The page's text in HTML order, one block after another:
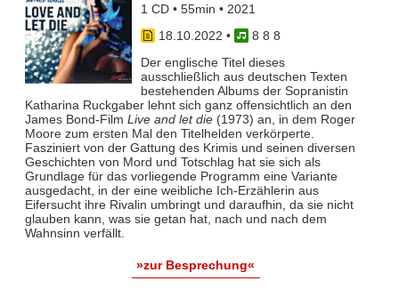
1 CD • 55min • 2021
18.10.2022 •
8 8 8
Der englische Titel dieses
ausschließlich aus deutschen Texten
bestehenden Albums der Sopranistin
Katharina Ruckgaber lehnt sich ganz offensichtlich an den
James Bond-Film Live and let die(1973) an, in dem Roger
Moore zum ersten Mal den Titelhelden verkörperte.
Fasziniert von der Gattung des Krimis und seinen diversen
Geschichten von Mord und Totschlag hat sie sich als
Grundlage für das vorliegende Programm eine Variante
ausgedacht, in der eine weibliche Ich-Erzählerin aus
Eifersucht ihre Rivalin umbringt und daraufhin, da sie nicht
glauben kann, was sie getan hat, nach und nach dem
Wahnsinn verfällt.
»zur Besprechung«